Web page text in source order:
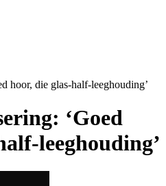
hoor, die glas-half-leeghouding’
‘Goed
leeghouding’